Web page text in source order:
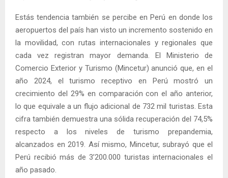
Estás tendencia también se percibe en Perú en donde los
aeropuertos del país han visto un incremento sostenido en
la movilidad, con rutas internacionales y regionales que
cada vez registran mayor demanda. El Ministerio de
Comercio Exterior y Turismo (Mincetur) anunció que, en el
año 2024, el turismo receptivo en Perú mostró un
crecimiento del 29% en comparación con el año anterior,
lo que equivale a un flujo adicional de 732 mil turistas. Esta
cifra también demuestra una sólida recuperación del 74,5%
respecto a los niveles de turismo prepandemia,
alcanzados en 2019. Así mismo, Mincetur, subrayó que el
Perú recibió más de 3’200.000 turistas internacionales el
año pasado.